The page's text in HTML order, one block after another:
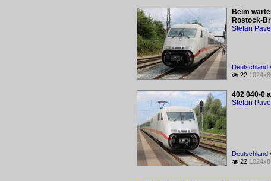
Beim
Rostock-
Stefan Pavel
Deutschland
 22
402 040-0
Stefan Pavel
Deutschland
 22